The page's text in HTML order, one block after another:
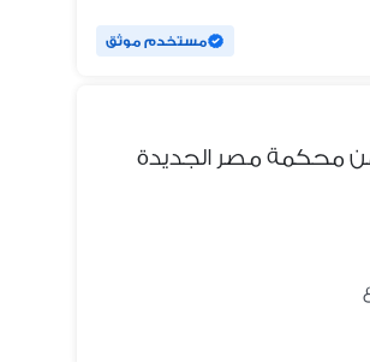
مستخدم موثق